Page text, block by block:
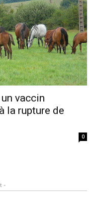
vaccin
la rupture de
0
-